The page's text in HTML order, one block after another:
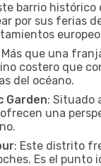
barrio
por sus ferias
Más que una
costero que
del océano.
Garden: Situado
una
: Este distrito
Es el punto